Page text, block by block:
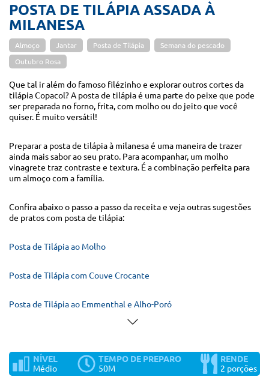
POSTA DE TILÁPIA ASSADA À
MILANESA
Almoço Jantar Posta de Tilápia Semana do pescado
Outubro Rosa
Que tal ir além do famoso filézinho e explorar outros cortes da
tilápia Copacol? A posta de tilápia é uma parte do peixe que pode
ser preparada no forno, frita, com molho ou do jeito que você
quiser. É muito versátil!
Preparar a posta de tilápia à milanesa é uma maneira de trazer
ainda mais sabor ao seu prato. Para acompanhar, um molho
vinagrete traz contraste e textura. É a combinação perfeita para
um almoço com a família.
Confira abaixo o passo a passo da receita e veja outras sugestões
de pratos com posta de tilápia:
Posta de Tilápia ao Molho
Posta de Tilápia com Couve Crocante
Posta de Tilápia ao Emmenthal e Alho-Poró
NÍVEL
Médio
TEMPO DE PREPARO
50M
RENDE
2 porções